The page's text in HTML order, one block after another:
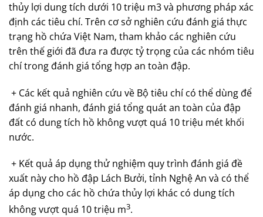
thủy lợi dung tích dưới 10 triệu m3 và phương pháp xác
định các tiêu chí. Trên cơ sở nghiên cứu đánh giá thực
trạng hồ chứa Việt Nam, tham khảo các nghiên cứu
trên thế giới đã đưa ra được tỷ trọng của các nhóm tiêu
chí trong đánh giá tổng hợp an toàn đập.
+ Các kết quả nghiên cứu về Bộ tiêu chí có thể dùng để
đánh giá nhanh, đánh giá tổng quát an toàn của đập
đất có dung tích hồ không vượt quá 10 triệu mét khối
nước.
+ Kết quả áp dụng thử nghiệm quy trình đánh giá đề
xuất này cho hồ đập Lách Bưởi, tỉnh Nghệ An và có thể
áp dụng cho các hồ chứa thủy lợi khác có dung tích
không vượt quá 10 triệu m3.